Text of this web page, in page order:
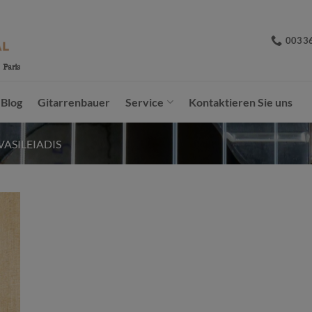
Blog Gitarrenbauer Service Kontaktieren Sie uns